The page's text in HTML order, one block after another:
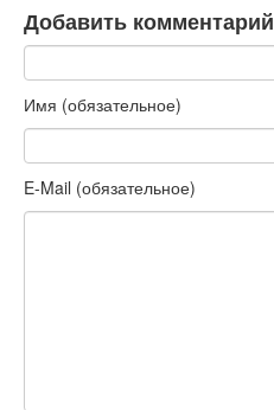
Добавить комментарий
Имя (обязательное)
E-Mail (обязательное)